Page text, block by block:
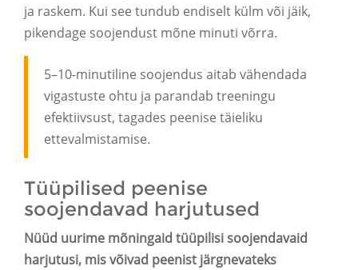
ja raskem. Kui see tundub endiselt külm või jäik,
pikendage soojendust mõne minuti võrra.
5–10-minutiline soojendus aitab vähendada
vigastuste ohtu ja parandab treeningu
efektiivsust, tagades peenise täieliku
ettevalmistamise.
Tüüpilised peenise
soojendavad harjutused
Nüüd uurime mõningaid tüüpilisi soojendavaid
harjutusi, mis võivad peenist järgnevateks